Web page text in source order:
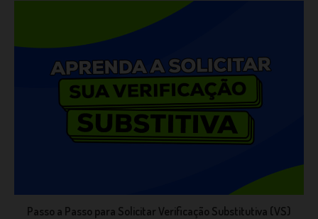
Passo a Passo para Solicitar Verificação Substitutiva (VS)